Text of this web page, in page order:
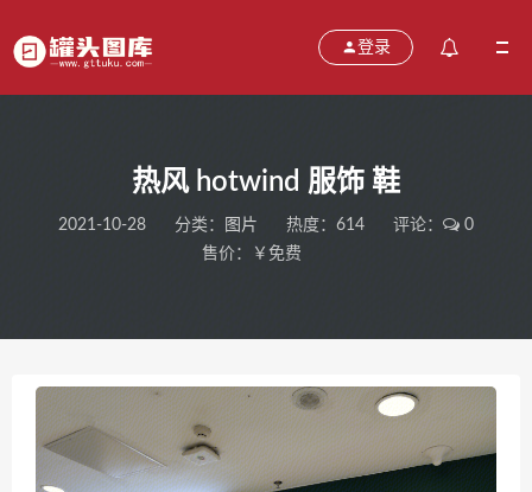
登录
热风 hotwind 服饰 鞋
2021-10-28 分类： 图片 热度：614 评论：
0
售价：￥免费